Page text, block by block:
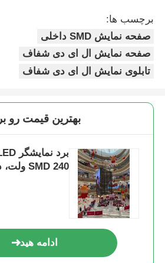
برچسب ها:
صفحه نمایش SMD داخلی
صفحه نمایش ال ای دی شفاف
تابلوی نمایش ال ای دی شفاف
بهترين قيمت رو
SMD 240 ولت، دیوار ویدئویی
ادامه هید